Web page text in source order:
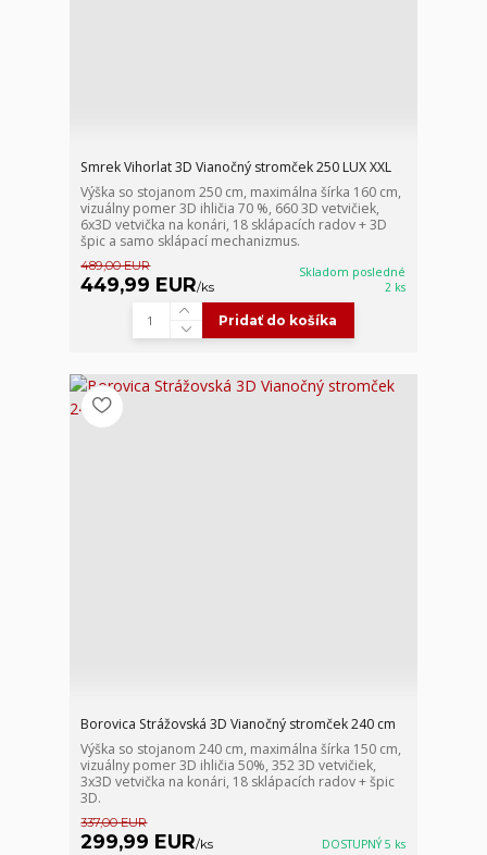
Smrek Vihorlat 3D Vianočný stromček 250 LUX XXL
Výška so stojanom 250 cm, maximálna šírka 160 cm,
vizuálny pomer 3D ihličia 70 %, 660 3D vetvičiek,
6x3D vetvička na konári, 18 sklápacích radov + 3D
špic a samo sklápací mechanizmus.
489,00 EUR
449,99 EUR/ks
Skladom posledné
2 ks
Pridať do košíka
Borovica Strážovská 3D Vianočný stromček 240 cm
Výška so stojanom 240 cm, maximálna šírka 150 cm,
vizuálny pomer 3D ihličia 50%, 352 3D vetvičiek,
3x3D vetvička na konári, 18 sklápacích radov + špic
3D.
337,00 EUR
299,99 EUR/ks DOSTUPNÝ 5 ks